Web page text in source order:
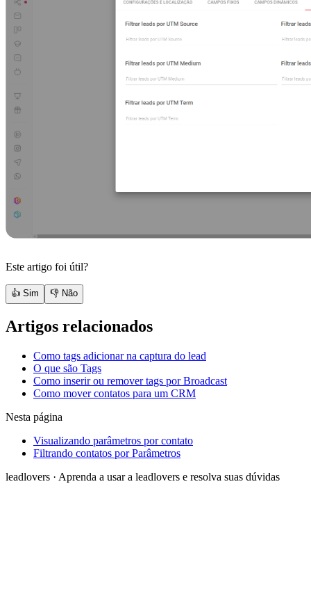
Este artigo foi útil?
👍 Sim 👎 Não
Artigos relacionados
Como tags adicionar na captura do lead
O que são Tags
Como inserir ou remover tags por Broadcast
Como mover contatos para um CRM
Nesta página
Visualizando parâmetros por contato
Filtrando contatos por Parâmetros
leadlovers · Aprenda a usar a leadlovers e resolva suas dúvidas